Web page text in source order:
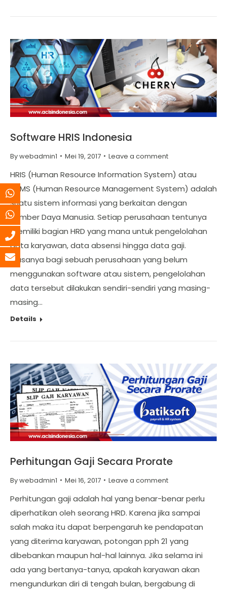
Software HRIS Indonesia
Bywebadmin1 Mei 19, 2017 Leave a comment
HRIS (Human Resource Information System) atau
HRMS (Human Resource Management System) adalah
suatu sistem informasi yang berkaitan dengan
Sumber Daya Manusia. Setiap perusahaan tentunya
memiliki bagian HRD yang mana untuk pengelolahan
data karyawan, data absensi hingga data gaji.
Biasanya bagi sebuah perusahaan yang belum
menggunakan software atau sistem, pengelolahan
data tersebut dilakukan sendiri-sendiri yang masing-
masing…
Details
Perhitungan Gaji Secara Prorate
Bywebadmin1 Mei 16, 2017 Leave a comment
Perhitungan gaji adalah hal yang benar-benar perlu
diperhatikan oleh seorang HRD. Karena jika sampai
salah maka itu dapat berpengaruh ke pendapatan
yang diterima karyawan, potongan pph 21 yang
dibebankan maupun hal-hal lainnya. Jika selama ini
ada yang bertanya-tanya, apakah karyawan akan
mengundurkan diri di tengah bulan, bergabung di